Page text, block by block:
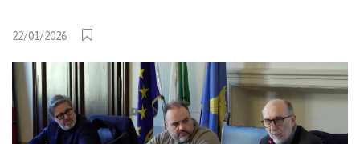
22/01/2026